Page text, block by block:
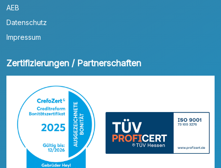
AEB
Datenschutz
Impressum
Zertifizierungen / Partnerschaften